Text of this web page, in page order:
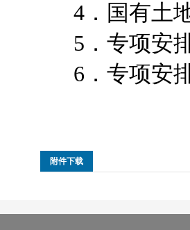
4．国有土地
5．专项安排
6．专项安排
附件下载